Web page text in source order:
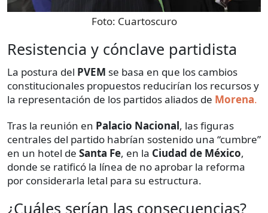
Foto: Cuartoscuro
Resistencia y cónclave partidista
La postura del PVEM se basa en que los cambios
constitucionales propuestos reducirían los recursos y
la representación de los partidos aliados de Morena.
Tras la reunión en Palacio Nacional, las figuras
centrales del partido habrían sostenido una “cumbre”
en un hotel de Santa Fe, en la Ciudad de México,
donde se ratificó la línea de no aprobar la reforma
por considerarla letal para su estructura.
¿Cuáles serían las consecuencias?